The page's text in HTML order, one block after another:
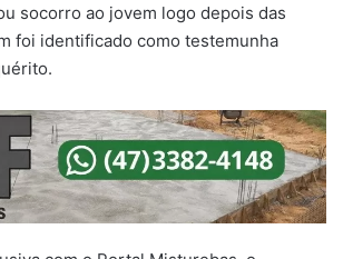
socorro ao jovem logo depois das
foi identificado como testemunha